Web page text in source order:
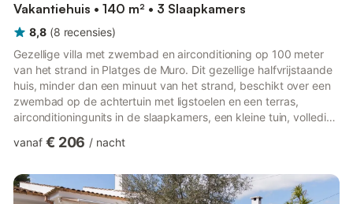
Vakantiehuis • 140 m² • 3 Slaapkamers
8,8 (8 recensies)
Gezellige villa met zwembad en airconditioning op 100 meter
van het strand in Platges de Muro. Dit gezellige halfvrijstaande
huis, minder dan een minuut van het strand, beschikt over een
zwembad op de achtertuin met ligstoelen en een terras,
airconditioningunits in de slaapkamers, een kleine tuin, volledig
gebied is perfect om te ontspannen en te genieten van het
slaapkamers met airconditioning, twee complete badkamers,
een grote volledig uitgeruste keuken en een ruime woon-eet...
vanaf € 206 / nacht